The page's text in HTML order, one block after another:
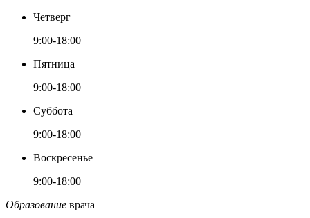
Четверг
9:00-18:00
Пятница
9:00-18:00
Суббота
9:00-18:00
Воскресенье
9:00-18:00
Образование врача